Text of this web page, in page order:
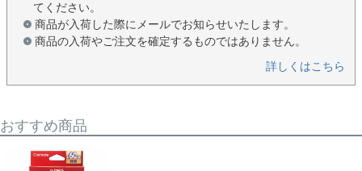
てください。
商品が入荷した際にメールでお知らせいたします。
商品の入荷やご注文を確定するものではありません。
詳しくはこちら
おすすめ商品